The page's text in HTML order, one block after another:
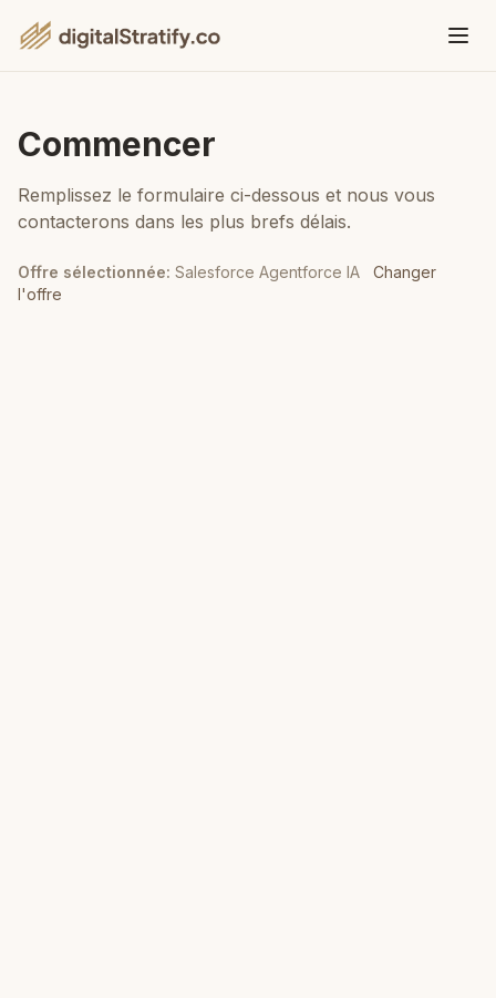
Commencer
Remplissez le formulaire ci-dessous et nous vous
contacterons dans les plus brefs délais.
Offre sélectionnée: Salesforce Agentforce IA
Changer
l'offre